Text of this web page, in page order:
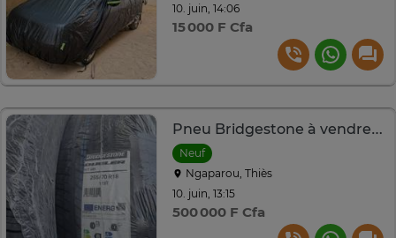
10. juin, 14:06
15 000 F Cfa
Pneu Bridgestone à vendre (4)
Neuf
Ngaparou, Thiès
10. juin, 13:15
500 000 F Cfa